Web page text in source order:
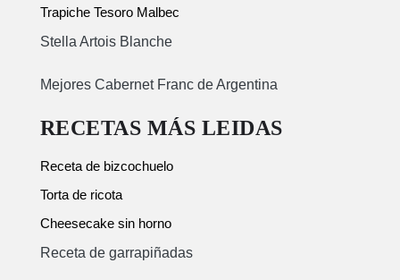
Trapiche Tesoro Malbec
Stella Artois Blanche
Mejores Cabernet Franc de Argentina
RECETAS MÁS LEIDAS
Receta de bizcochuelo
Torta de ricota
Cheesecake sin horno
Receta de garrapiñadas